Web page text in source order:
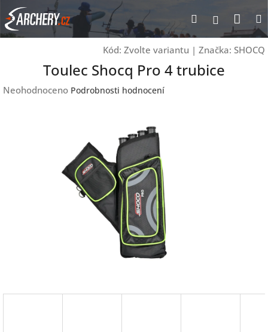
Přejít
na
obsah
Hledat
Kód: Zvolte variantu | Značka: SHOCQ
Toulec Shocq Pro 4 trubice
Průměrné
Neohodnoceno Podrobnosti hodnocení